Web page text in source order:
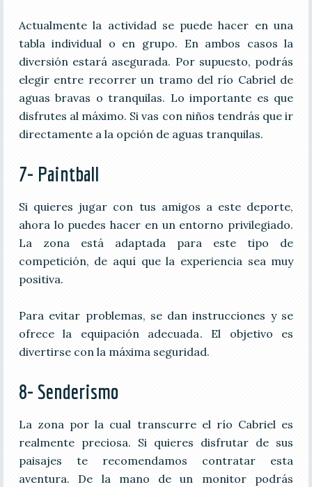
Actualmente la actividad se puede hacer en una
tabla individual o en grupo. En ambos casos la
diversión estará asegurada. Por supuesto, podrás
elegir entre recorrer un tramo del río Cabriel de
aguas bravas o tranquilas. Lo importante es que
disfrutes al máximo. Si vas con niños tendrás que ir
directamente a la opción de aguas tranquilas.
7- Paintball
Si quieres jugar con tus amigos a este deporte,
ahora lo puedes hacer en un entorno privilegiado.
La zona está adaptada para este tipo de
competición, de aquí que la experiencia sea muy
positiva.
Para evitar problemas, se dan instrucciones y se
ofrece la equipación adecuada. El objetivo es
divertirse con la máxima seguridad.
8- Senderismo
La zona por la cual transcurre el río Cabriel es
realmente preciosa. Si quieres disfrutar de sus
paisajes te recomendamos contratar esta
aventura. De la mano de un monitor podrás